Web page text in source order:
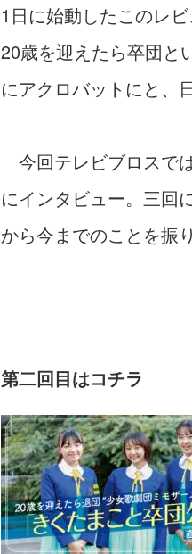
1日に始動したこのレ
20歳を迎えたら卒団と
にアクロバットにと、
今回テレビブロスで
にインタビュー。三回
から今までのことを振
第二回目はコチラ